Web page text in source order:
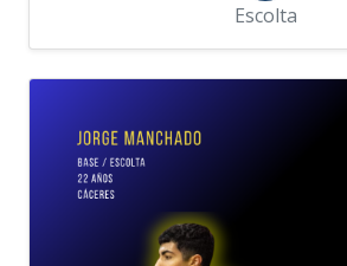
Escolta